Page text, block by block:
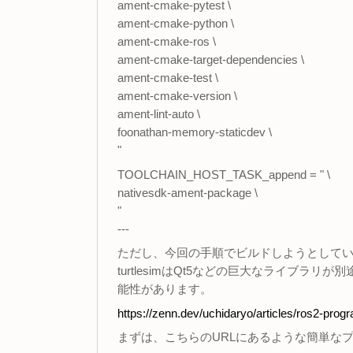
ament-cmake-pytest \
ament-cmake-python \
ament-cmake-ros \
ament-cmake-target-dependencies \
ament-cmake-test \
ament-cmake-version \
ament-lint-auto \
foonathan-memory-staticdev \
"
TOOLCHAIN_HOST_TASK_append = " \
nativesdk-ament-package \
"
---
ただし、今回の手順でビルドしようとして
turtlesimはQt5などの巨大なライブラリが
能性があります。
https://zenn.dev/uchidaryo/articles/ros2-
まずは、こちらのURLにあるような簡単な